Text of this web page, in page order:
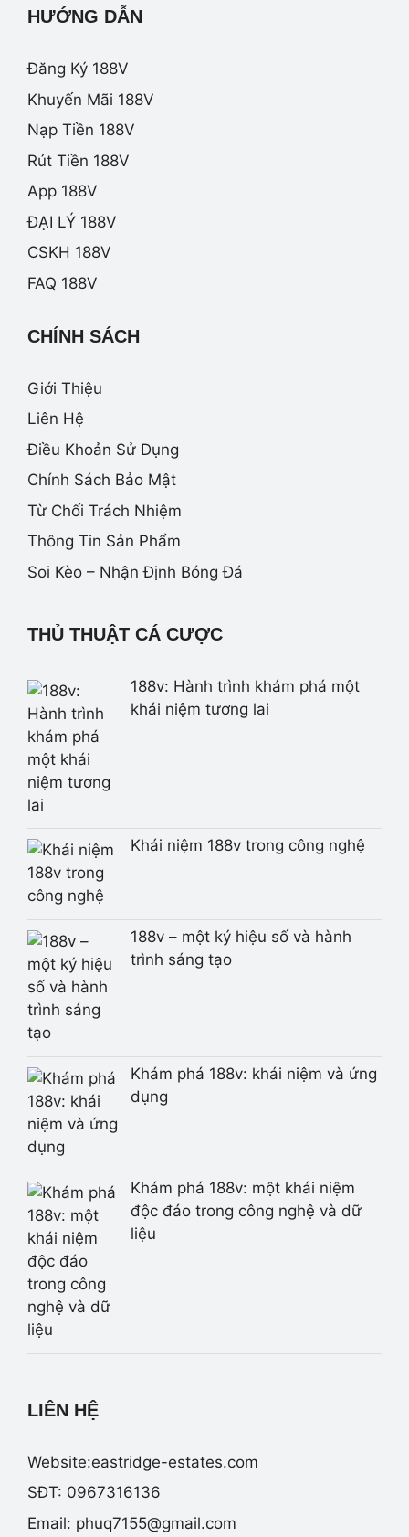
HƯỚNG DẪN
Đăng Ký 188V
Khuyến Mãi 188V
Nạp Tiền 188V
Rút Tiền 188V
App 188V
ĐẠI LÝ 188V
CSKH 188V
FAQ 188V
CHÍNH SÁCH
Giới Thiệu
Liên Hệ
Điều Khoản Sử Dụng
Chính Sách Bảo Mật
Từ Chối Trách Nhiệm
Thông Tin Sản Phẩm
Soi Kèo – Nhận Định Bóng Đá
THỦ THUẬT CÁ CƯỢC
188v: Hành trình khám phá một
khái niệm tương lai
Khái niệm 188v trong công nghệ
188v – một ký hiệu số và hành
trình sáng tạo
Khám phá 188v: khái niệm và ứng
dụng
Khám phá 188v: một khái niệm
độc đáo trong công nghệ và dữ
liệu
LIÊN HỆ
Website:eastridge-estates.com
SĐT: 0967316136
Email: phuq7155@gmail.com